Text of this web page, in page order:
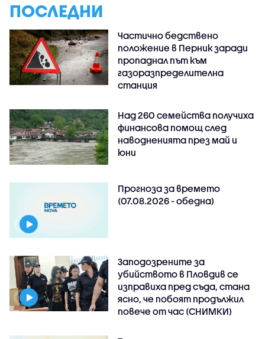
ПОСЛЕДНИ
Частично бедствено
положение в Перник заради
пропаднал път към
газоразпределителна
станция
Над 260 семейства получиха
финансова помощ след
наводненията през май и
юни
Прогноза за времето
(07.08.2026 - обедна)
Заподозрените за
убийството в Пловдив се
изправиха пред съда, стана
ясно, че побоят продължил
повече от час (СНИМКИ)